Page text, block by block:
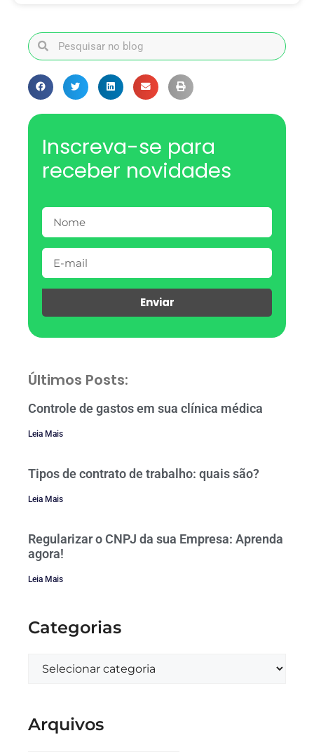
Inscreva-se para
receber novidades
Enviar
Últimos Posts:
Controle de gastos em sua clínica médica
Leia Mais
Tipos de contrato de trabalho: quais são?
Leia Mais
Regularizar o CNPJ da sua Empresa: Aprenda
agora!
Leia Mais
Categorias
Arquivos